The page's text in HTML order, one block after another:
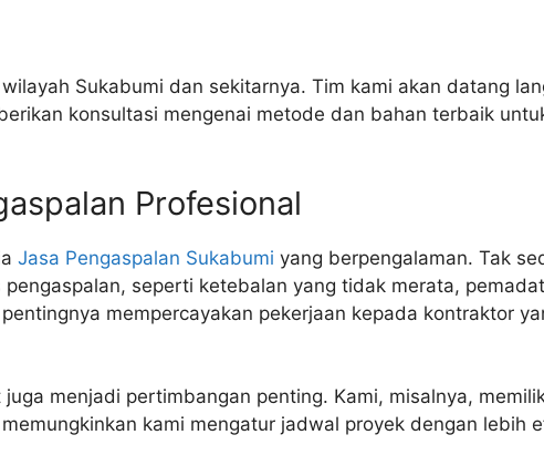
Sukabumi dan sekitarnya. Tim kami akan datang
konsultasi mengenai metode dan bahan terbaik
Profesional
Jasa Pengaspalan Sukabumi yang berpengalaman. Tak
seperti ketebalan yang tidak merata,
mempercayakan pekerjaan kepada kontraktor
menjadi pertimbangan penting. Kami, misalnya,
kami mengatur jadwal proyek dengan lebih